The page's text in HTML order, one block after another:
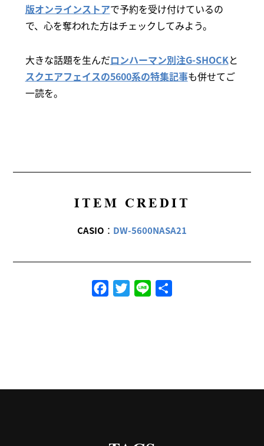
版オンラインストアで予約を受け付けているの
で、心を奪われた方はチェックしてみよう。
大きな話題を生んだロンハーマン別注G-SHOCKと
スクエアフェイスの5600系の特集記事も併せてご
一読を。
ITEM CREDIT
CASIO ： DW-5600NASA21
FacebookTwitterLine